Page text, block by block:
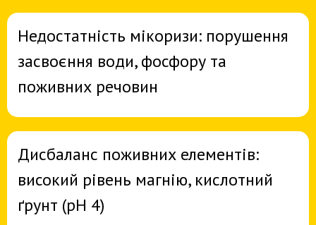
Недостатність мікоризи: порушення
засвоєння води, фосфору та
поживних речовин
Дисбаланс поживних елементів:
високий рівень магнію, кислотний
ґрунт (pH 4)